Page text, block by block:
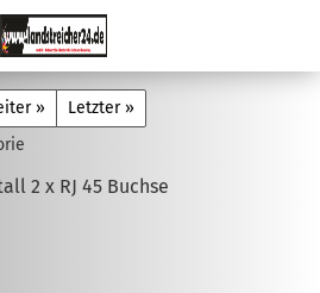
»
Letzter »
2 x RJ 45 Buchse